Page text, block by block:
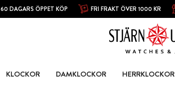
60 DAGARS ÖPPET KÖP FRI FRAKT ÖVER 1000 KR
KLOCKOR DAMKLOCKOR HERRKLOCKOR